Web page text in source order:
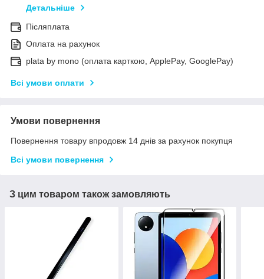
Детальніше
Післяплата
Оплата на рахунок
plata by mono (оплата карткою, ApplePay, GooglePay)
Всі умови оплати
Умови повернення
Повернення товару впродовж 14 днів за рахунок покупця
Всі умови повернення
З цим товаром також замовляють